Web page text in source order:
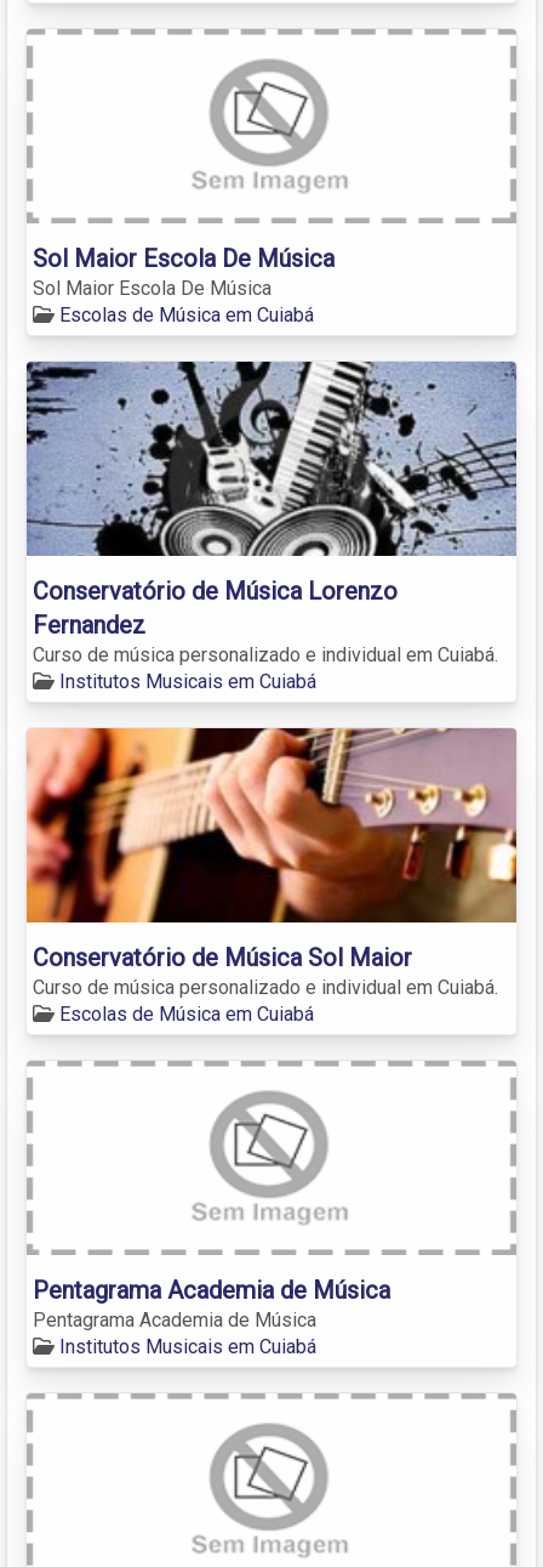
Sol Maior Escola De Música
Sol Maior Escola De Música
Escolas de Música em Cuiabá
Conservatório de Música Lorenzo
Fernandez
Curso de música personalizado e individual em Cuiabá.
Institutos Musicais em Cuiabá
Conservatório de Música Sol Maior
Curso de música personalizado e individual em Cuiabá.
Escolas de Música em Cuiabá
Pentagrama Academia de Música
Pentagrama Academia de Música
Institutos Musicais em Cuiabá